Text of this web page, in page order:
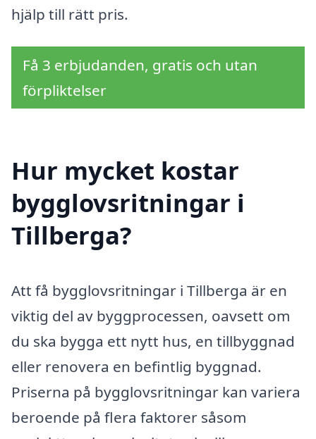
hjälp till rätt pris.
Få 3 erbjudanden, gratis och utan
förpliktelser
Hur mycket kostar
bygglovsritningar i
Tillberga?
Att få bygglovsritningar i Tillberga är en
viktig del av byggprocessen, oavsett om
du ska bygga ett nytt hus, en tillbyggnad
eller renovera en befintlig byggnad.
Priserna på bygglovsritningar kan variera
beroende på flera faktorer såsom